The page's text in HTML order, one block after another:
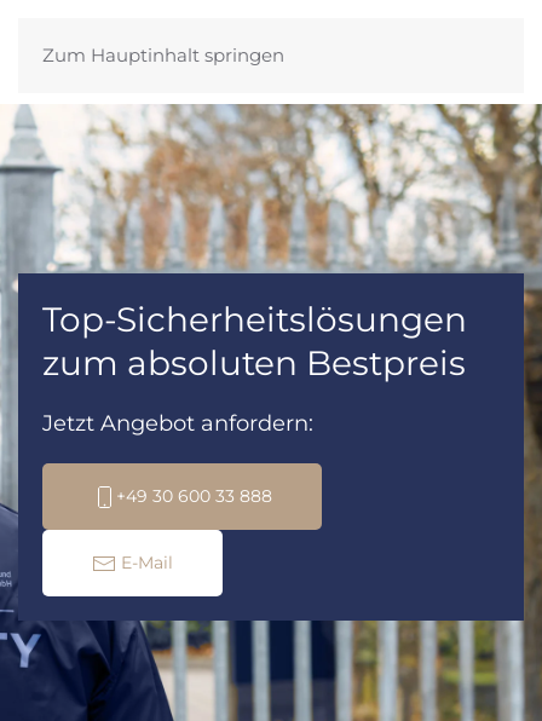
Zum Hauptinhalt springen
Top-Sicherheitslösungen
zum absoluten Bestpreis
Jetzt Angebot anfordern:
+49 30 600 33 888
E-Mail